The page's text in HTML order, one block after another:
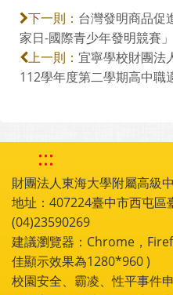
下一則： 台灣發明商品促
家日-國際青少年發明競賽
上一則： 宜寧學校財團法
112學年度第二學期高中職
:::
財團法人東海大學附屬高級
地址：407224臺中市西屯區
(04)23590269
建議瀏覽器：Chrome，
佳顯示效果為1280*960 )
校園安全、霸凌、性平事件